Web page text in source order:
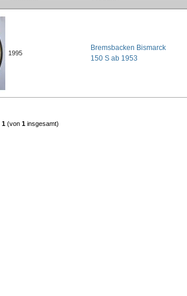
1995
Bremsbacken Bismarck
150 S ab 1953
1(von 1insgesamt)